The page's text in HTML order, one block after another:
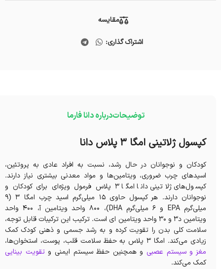
مقایسه
اشتراک گذاری:
توضیحاتدرباره دانا فارما
کپسول ژلاتینی امگا 3 پلاس دانا
کودکان و نوجوانان در حال رشد، نسبت به افراد عادی به پروتئین‌،
اسیدهای چرب ضروری، ویتامین‌ها و مواد معدنی بیشتری نیاز دارند.
کپسول‌های ژلاتینی دانا امگا ۳ پلاس فرمول ویژه‌ای برای کودکان و
نوجوانان دارند. هر کپسول حاوی ۱۵ میلی‌گرم اسید چرب امگا ۳ (۹
میلی‌گرم EPA و ۶ میلی‌گرم DHA)، ۸۰۰ واحد ویتامین آ، ۴۰۰ واحد
ویتامین د3 و ۳۰ واحد ویتامین ای است. ترکیب این ترکیبات قابل توجه،
سلامت کلی بدن را تقویت کرده و به رشد جسمی و ذهنی کودک کمک
زیادی می‌کند. امگا ۳ پلاس به حفظ سلامت قلب، پوست، استخوان‌ها،
مغز و سیستم عصبی و همچنین حفظ سیستم ایمنی وتقویت بینایی
کمک می‌کند.